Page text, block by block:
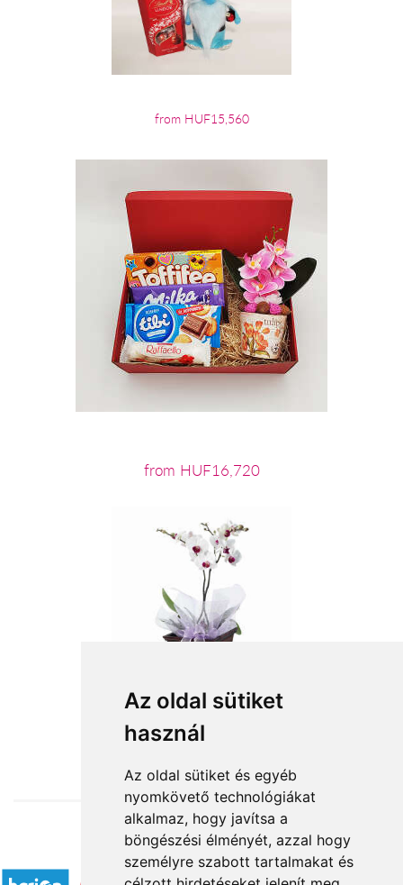
Az oldal sütiket
használ
Az oldal sütiket és egyéb
nyomkövető technológiákat
alkalmaz, hogy javítsa a
böngészési élményét, azzal hogy
személyre szabott tartalmakat és
from HUF15,560
from HUF16,720
from HUF19,960
Accepted payment methods